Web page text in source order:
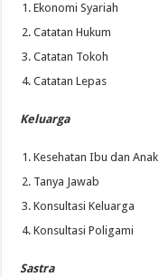
Ekonomi Syariah
Catatan Hukum
Catatan Tokoh
Catatan Lepas
Keluarga
Kesehatan Ibu dan Anak
Tanya Jawab
Konsultasi Keluarga
Konsultasi Poligami
Sastra